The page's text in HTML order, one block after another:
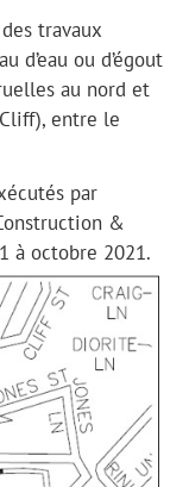
travaux
d’eau ou d’égout
au nord et
entre le
par
&
à octobre 2021.